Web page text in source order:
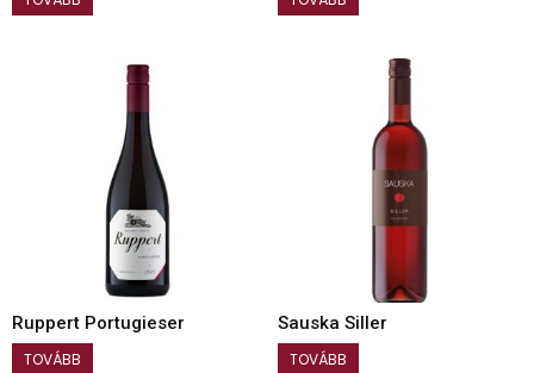
Ruppert Portugieser
TOVÁBB
Sauska Siller
TOVÁBB